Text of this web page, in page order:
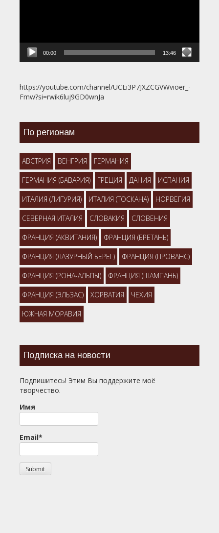
00:00 13:46
https://youtube.com/channel/UCEi3P7JXZCGVWvioer_-
Fmw?si=rwik6luj9GD0wnJa
По регионам
АВСТРИЯ ВЕНГРИЯ ГЕРМАНИЯ
ГЕРМАНИЯ (БАВАРИЯ) ГРЕЦИЯ ДАНИЯ ИСПАНИЯ
ИТАЛИЯ (ЛИГУРИЯ) ИТАЛИЯ (ТОСКАНА) НОРВЕГИЯ
СЕВЕРНАЯ ИТАЛИЯ СЛОВАКИЯ СЛОВЕНИЯ
ФРАНЦИЯ (АКВИТАНИЯ) ФРАНЦИЯ (БРЕТАНЬ)
ФРАНЦИЯ (ЛАЗУРНЫЙ БЕРЕГ) ФРАНЦИЯ (ПРОВАНС)
ФРАНЦИЯ (РОНА-АЛЬПЫ) ФРАНЦИЯ (ШАМПАНЬ)
ФРАНЦИЯ (ЭЛЬЗАС) ХОРВАТИЯ ЧЕХИЯ
ЮЖНАЯ МОРАВИЯ
Подписка на новости
Подпишитесь! Этим Вы поддержите моё
творчество.
Имя
Email*